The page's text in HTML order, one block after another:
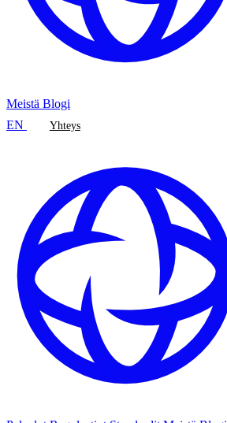
Meistä Blogi
EN
Yhteys